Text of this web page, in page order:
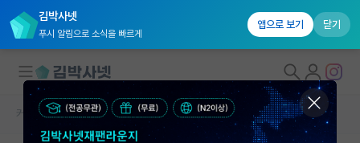
김박사넷
푸시 알림으로 소식을 빠르게
앱으로 보기 닫기
대학원생 모집
커뮤니티 홈 미국 대학원 합격 후기 게시판